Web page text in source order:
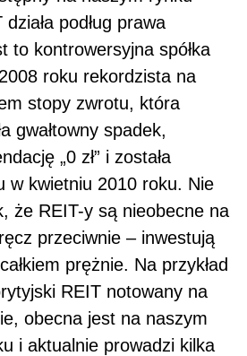
podług prawa
to kontrowersyjna spółka
roku rekordzista na
stopy zwrotu, która
gwałtowny spadek,
„0 zł” i została
w kwietniu 2010 roku. Nie
że REIT-y są nieobecne na
przeciwnie – inwestują
prężnie. Na przykład
REIT notowany na
obecna jest na naszym
i aktualnie prowadzi kilka